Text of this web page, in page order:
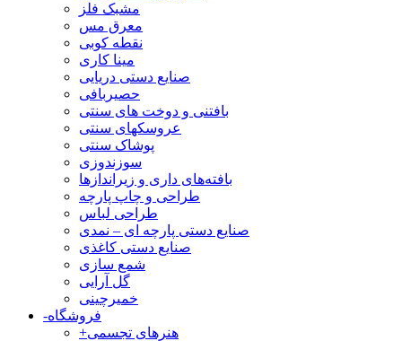
مشبک فلز
معرق مس
نقطه کوبی
مینا کاری
صنایع دستی دریایی
حصیربافی
بافتنی‌ و دوخت های سنتی
عروسکهای سنتی
پوشاک سنتی
سوزندوزی
بافته‌های داری و زیراندازها
طراحی و چاپ پارچه
طراحی لباس
صنایع دستی پارچه ای – نمدی
صنایع دستی کاغذی
شمع سازی
گل آرایی
خمیرچینی
-فروشگاه
+هنرهای تجسمی